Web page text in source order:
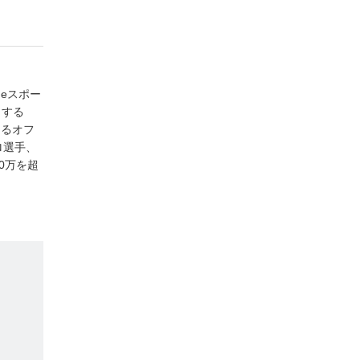
スポー
る
オフ
手、
万を超